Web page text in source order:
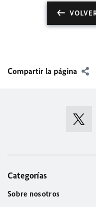
Compartir la página
Categorías
Sobre nosotros